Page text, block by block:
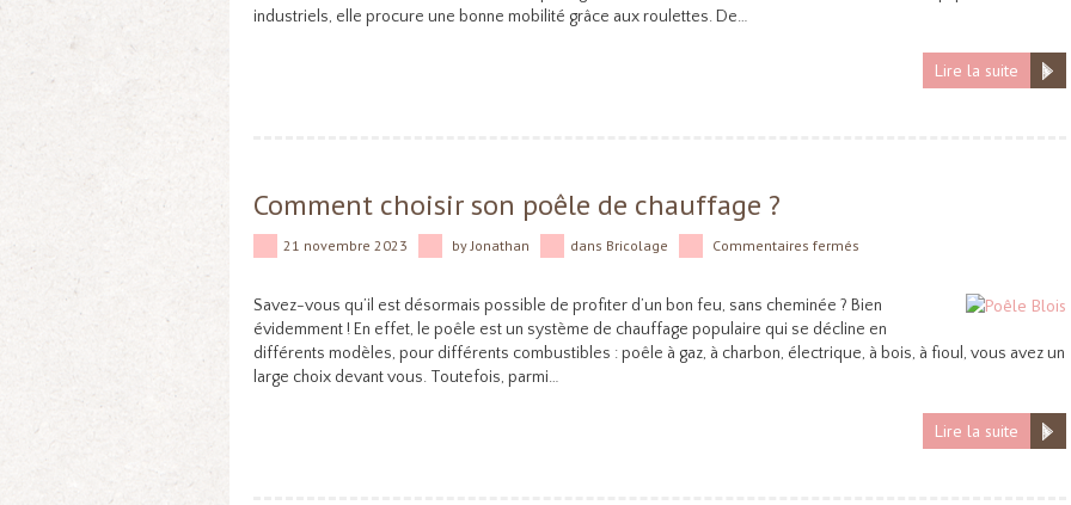
industriels, elle procure une bonne mobilité grâce aux roulettes. De…
Lire la suite
Comment choisir son poêle de chauffage ?
21 novembre 2023 byJonathan dans Bricolage Commentaires fermés
Savez-vous qu’il est désormais possible de profiter d’un bon feu, sans cheminée ? Bien
évidemment ! En effet, le poêle est un système de chauffage populaire qui se décline en
différents modèles, pour différents combustibles : poêle à gaz, à charbon, électrique, à bois, à fioul, vous avez un
large choix devant vous. Toutefois, parmi…
Lire la suite